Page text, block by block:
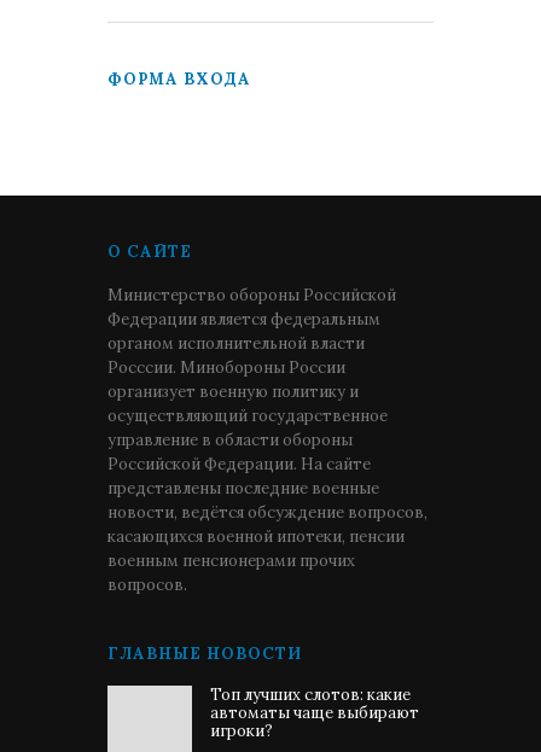
ФОРМА ВХОДА
О САЙТЕ
Министерство обороны Российской
Федерации является федеральным
органом исполнительной власти
Росссии. Минобороны России
организует военную политику и
осуществляющий государственное
управление в области обороны
Российской Федерации. На сайте
представлены последние военные
новости, ведётся обсуждение вопросов,
касающихся военной ипотеки, пенсии
военным пенсионерами прочих
вопросов.
ГЛАВНЫЕ НОВОСТИ
Топ лучших слотов: какие
автоматы чаще выбирают
игроки?